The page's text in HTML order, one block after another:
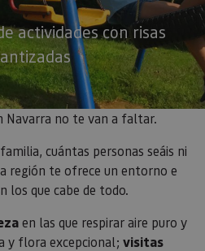
actividades con risas
Navarra no te van a faltar.
cuántas personas seáis ni
región te ofrece un entorno e
los que cabe de todo.
en las que respirar aire puro y
y flora excepcional; visitas